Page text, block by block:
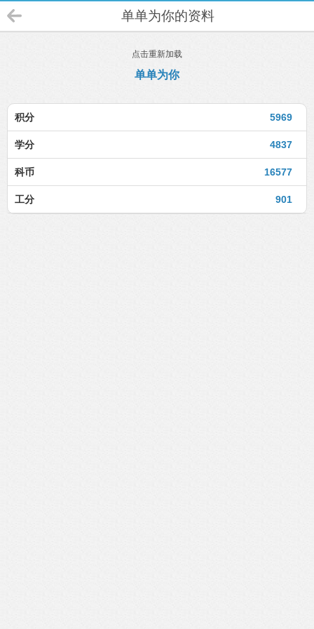
单单为你的资料
点击重新加载
单单为你
5969
积分
4837
学分
16577
科币
901
工分